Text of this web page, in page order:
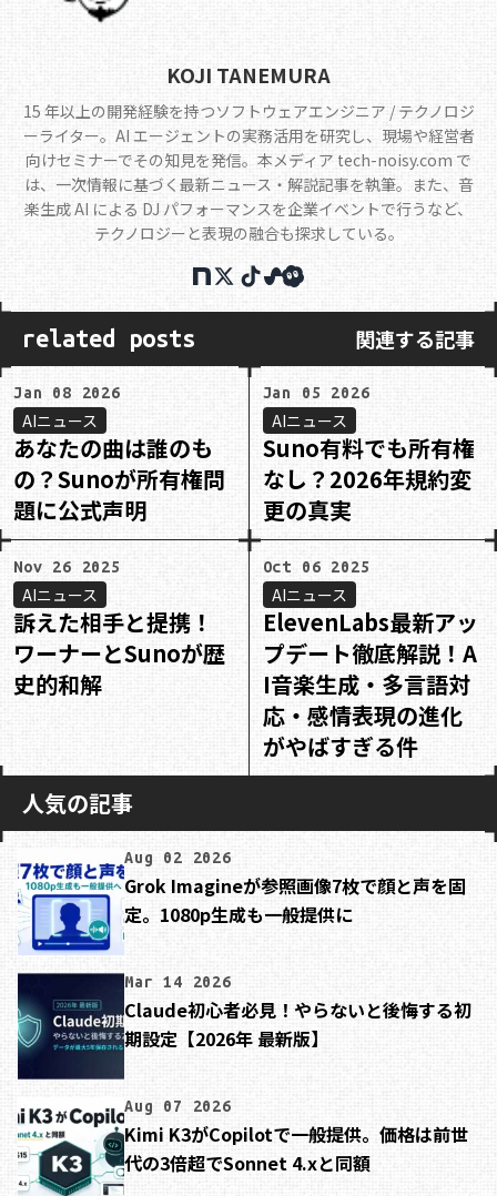
KOJI TANEMURA
15 年以上の開発経験を持つソフトウェアエンジニア / テクノロジ
ーライター。AI エージェントの実務活用を研究し、現場や経営者
向けセミナーでその知見を発信。本メディア tech-noisy.com で
は、一次情報に基づく最新ニュース・解説記事を執筆。また、音
楽生成 AI による DJ パフォーマンスを企業イベントで行うなど、
テクノロジーと表現の融合も探求している。
related posts 関連する記事
Jan 08 2026
AIニュース
あなたの曲は誰のも
の？Sunoが所有権問
題に公式声明
Jan 05 2026
AIニュース
Suno有料でも所有権
なし？2026年規約変
更の真実
Nov 26 2025
AIニュース
訴えた相手と提携！
ワーナーとSunoが歴
史的和解
Oct 06 2025
AIニュース
ElevenLabs最新アッ
プデート徹底解説！A
I音楽生成・多言語対
応・感情表現の進化
がやばすぎる件
人気の記事
Aug 02 2026
Grok Imagineが参照画像7枚で顔と声を固
定。1080p生成も一般提供に
Mar 14 2026
Claude初心者必見！やらないと後悔する初
期設定【2026年 最新版】
Aug 07 2026
Kimi K3がCopilotで一般提供。価格は前世
代の3倍超でSonnet 4.xと同額